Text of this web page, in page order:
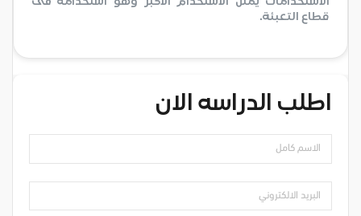
قطاع التعبئة.
اطلب الدراسه الان